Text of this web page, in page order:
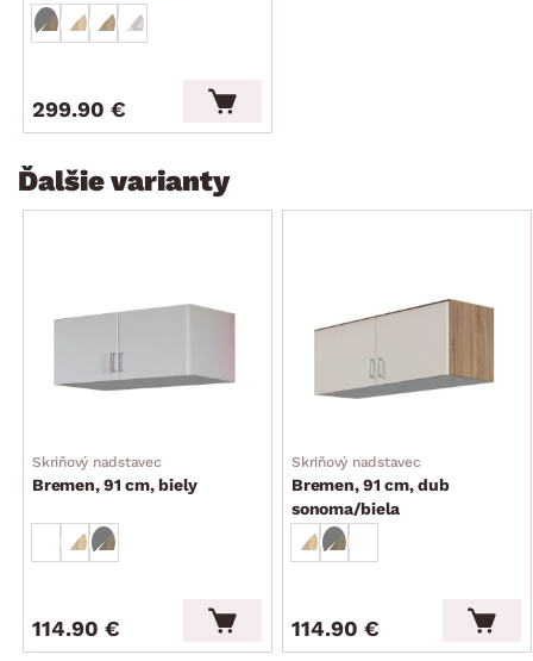
299.90 €
Ďalšie varianty
Skriňový nadstavec
Bremen, 91 cm, biely
114.90 €
Skriňový nadstavec
Bremen, 91 cm, dub
sonoma/biela
114.90 €